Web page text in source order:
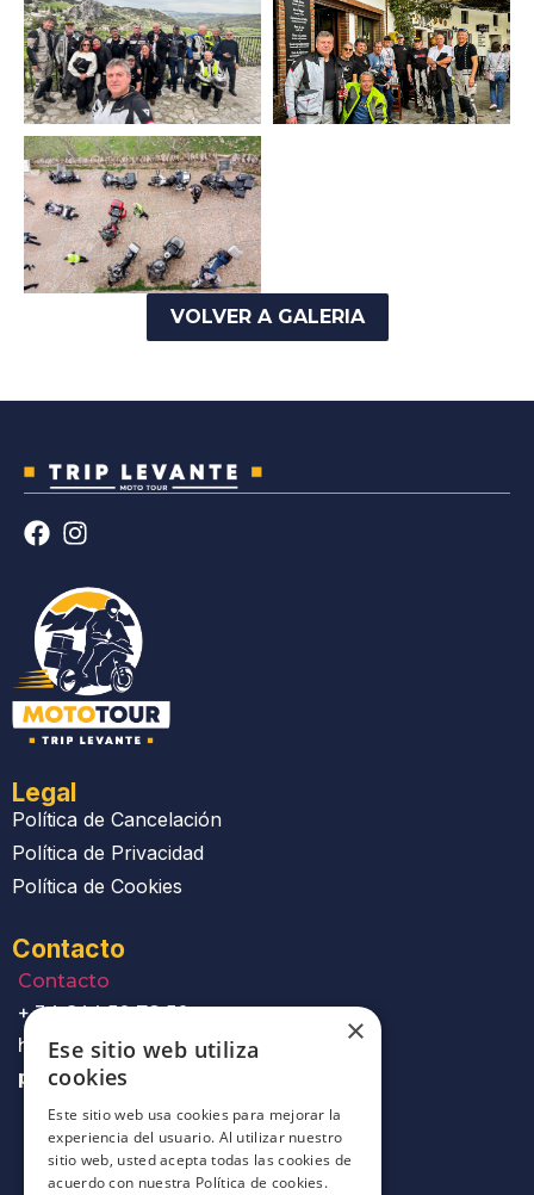
VOLVER A GALERIA
Legal
Política de Cancelación
Política de Privacidad
Política de Cookies
Contacto
Contacto
+ 34 644 50 78 50
hola@mototourtri
plevante.com
×
Ese sitio web utiliza
cookies
Este sitio web usa cookies para mejorar la
experiencia del usuario. Al utilizar nuestro
sitio web, usted acepta todas las cookies de
acuerdo con nuestra Política de cookies.